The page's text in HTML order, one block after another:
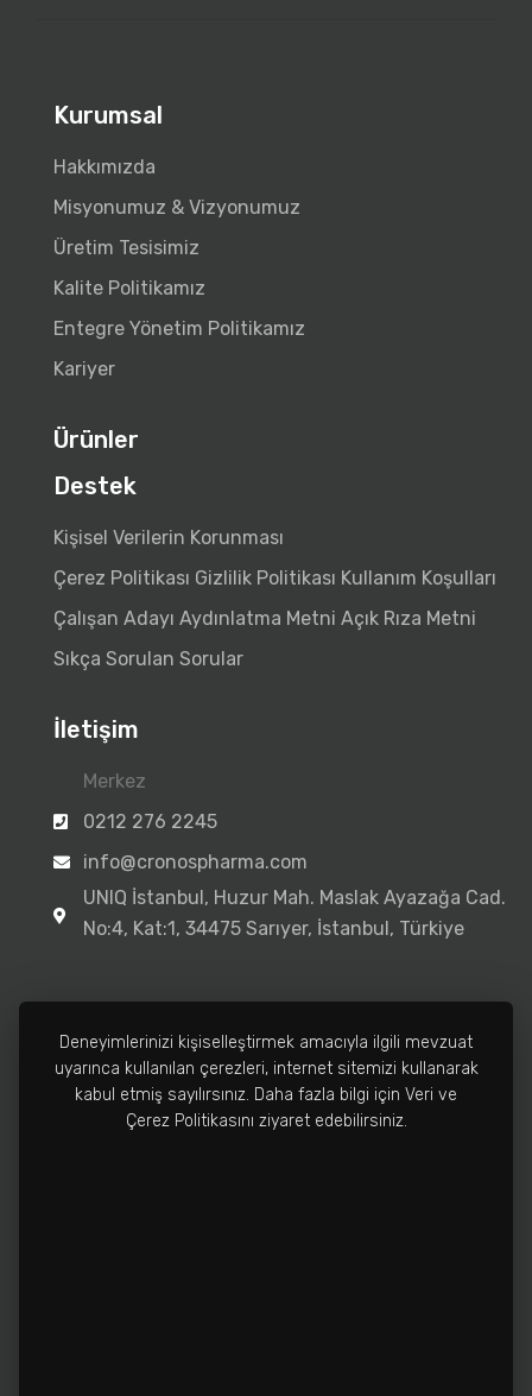
Kurumsal
Hakkımızda
Misyonumuz & Vizyonumuz
Üretim Tesisimiz
Kalite Politikamız
Entegre Yönetim Politikamız
Kariyer
Ürünler
Destek
Kişisel Verilerin Korunması
Çerez Politikası Gizlilik Politikası Kullanım Koşulları
Çalışan Adayı Aydınlatma Metni Açık Rıza Metni
Sıkça Sorulan Sorular
İletişim
Merkez
0212 276 2245
info@cronospharma.com
UNIQ İstanbul, Huzur Mah. Maslak Ayazağa Cad.
No:4, Kat:1, 34475 Sarıyer, İstanbul, Türkiye
Fabrika
0212 502 3810
Deneyimlerinizi kişiselleştirmek amacıyla ilgili mevzuat
uyarınca kullanılan çerezleri, internet sitemizi kullanarak
kabul etmiş sayılırsınız. Daha fazla bilgi için Veri ve
Çerez Politikasını ziyaret edebilirsiniz.